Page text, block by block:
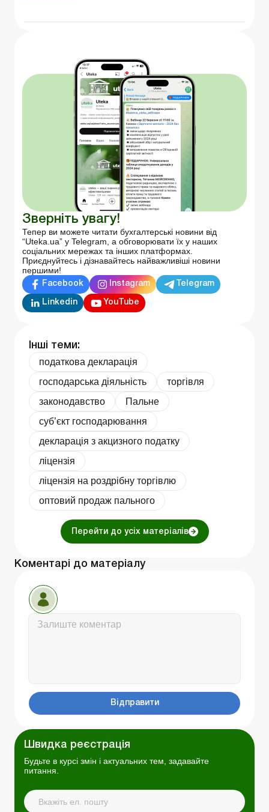
Зверніть увагу!
Тепер ви можете читати бухгалтерські новини від
“Uteka.ua” у Telegram, а обговорювати їх у наших
соціальних мережах та інших платформах.
Приєднуйтесь і дізнавайтесь найважливіші новини
першими!
Facebook Instagram Telegram
Linkedin YouTube
Інші теми:
податкова декларація
господарська діяльність
торгівля
законодавство
Пальне
суб’єкт господарювання
декларація з акцизного податку
ліцензія
ліцензія на роздрібну торгівлю
оптовий продаж пального
Перейти до усіх матеріалів
Коментарі до матеріалу
Відправити
Швидка реєстрація
Будьте в курсі змін і актуальних тем, задавайте
питання.